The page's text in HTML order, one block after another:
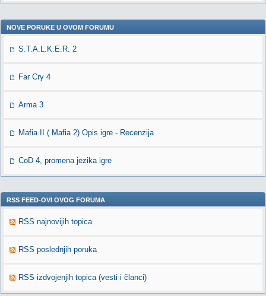
NOVE PORUKE U OVOM FORUMU
S.T.A.L.K.E.R. 2
Far Cry 4
Arma 3
Mafia II ( Mafia 2) Opis igre - Recenzija
CoD 4, promena jezika igre
RSS FEED-OVI OVOG FORUMA
RSS najnovijih topica
RSS poslednjih poruka
RSS izdvojenjih topica (vesti i članci)